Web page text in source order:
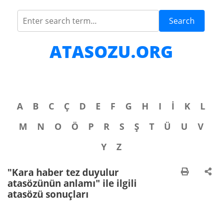
Search
ATASOZU.ORG
A B C Ç D E F G H I İ K
L
M
N O Ö P R S Ş T Ü U
V
Y
Z
"Kara haber tez duyulur
atasözünün anlamı" ile ilgili
atasözü sonuçları